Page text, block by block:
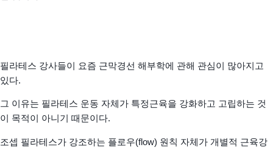
필라테스 강사들이 요즘 근막경선 해부학에 관해 관심이 많아지고
있다.
그 이유는 필라테스 운동 자체가 특정근육을 강화하고 고립하는 것
이 목적이 아니기 때문이다.
조셉 필라테스가 강조하는 플로우(flow) 원칙 자체가 개별적 근육강